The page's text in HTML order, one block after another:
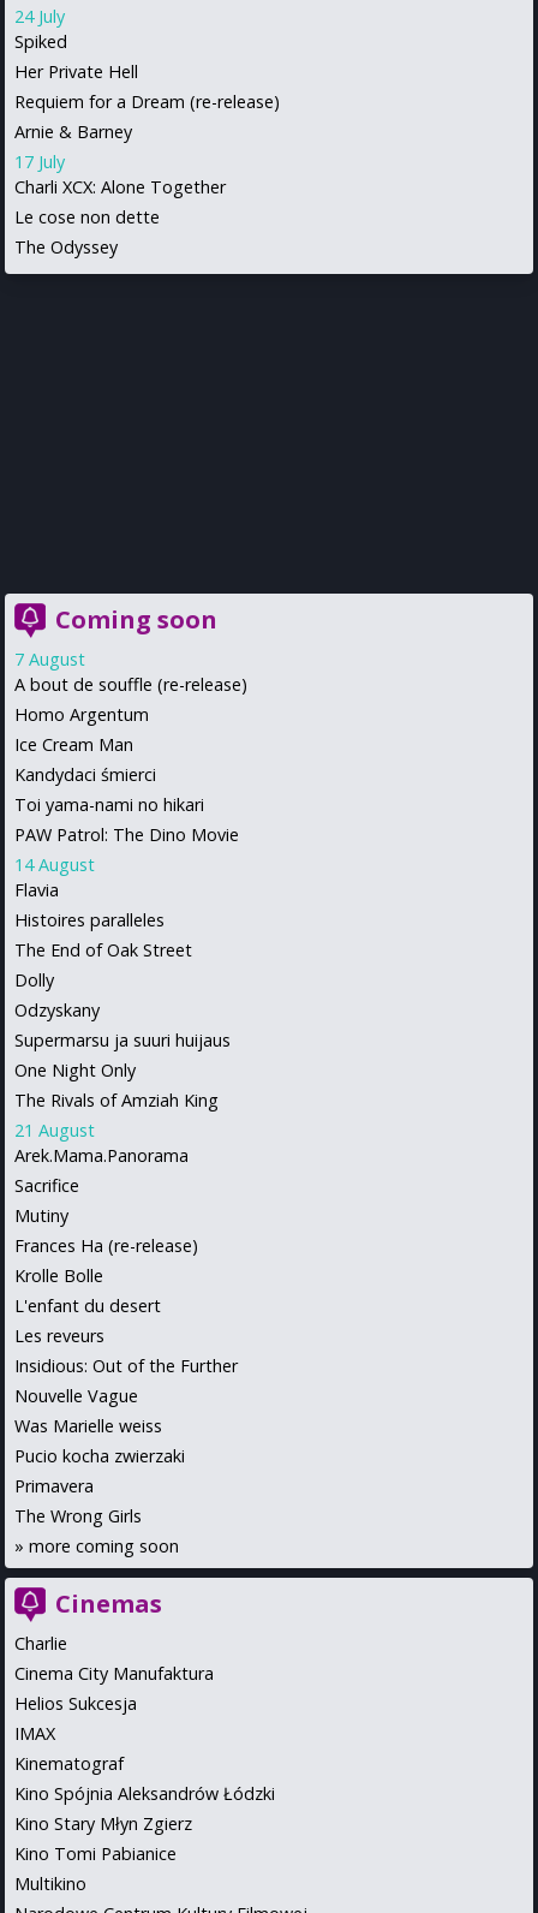
24 July
Spiked
Her Private Hell
Requiem for a Dream (re-release)
Arnie & Barney
17 July
Charli XCX: Alone Together
Le cose non dette
The Odyssey
Coming soon
7 August
A bout de souffle (re-release)
Homo Argentum
Ice Cream Man
Kandydaci śmierci
Toi yama-nami no hikari
PAW Patrol: The Dino Movie
14 August
Flavia
Histoires paralleles
The End of Oak Street
Dolly
Odzyskany
Supermarsu ja suuri huijaus
One Night Only
The Rivals of Amziah King
21 August
Arek.Mama.Panorama
Sacrifice
Mutiny
Frances Ha (re-release)
Krolle Bolle
L'enfant du desert
Les reveurs
Insidious: Out of the Further
Nouvelle Vague
Was Marielle weiss
Pucio kocha zwierzaki
Primavera
The Wrong Girls
» more coming soon
Cinemas
Charlie
Cinema City Manufaktura
Helios Sukcesja
IMAX
Kinematograf
Kino Spójnia Aleksandrów Łódzki
Kino Stary Młyn Zgierz
Kino Tomi Pabianice
Multikino